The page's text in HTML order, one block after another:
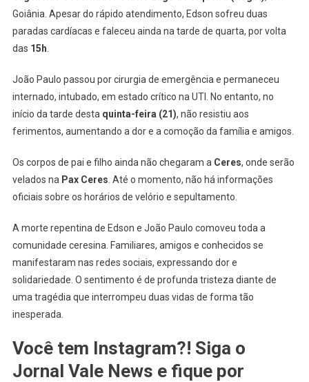
Goiânia. Apesar do rápido atendimento, Edson sofreu duas
paradas cardíacas e faleceu ainda na tarde de quarta, por volta
das 15h
João Paulo passou por cirurgia de emergência e permaneceu
internado, intubado, em estado crítico na UTI. No entanto, no
início da tarde desta quinta-feira (21), não resistiu aos
ferimentos, aumentando a dor e a comoção da família e amigos.
Os corpos de pai e filho ainda não chegaram a Ceres, onde serão
velados na Pax Ceres . Até o momento, não há informações
oficiais sobre os horários de velório e sepultamento.
A morte repentina de Edson e João Paulo comoveu toda a
comunidade ceresina. Familiares, amigos e conhecidos se
manifestaram nas redes sociais, expressando dor e
solidariedade. O sentimento é de profunda tristeza diante de
uma tragédia que interrompeu duas vidas de forma tão
inesperada.
Você tem Instagram?! Siga o
Jornal Vale News e fique por